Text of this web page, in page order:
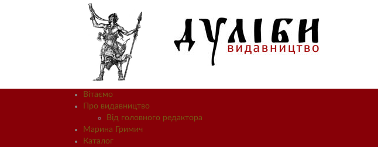
Вітаємо
Про видавництво
Від головного редактора
Марина Гримич
Каталог